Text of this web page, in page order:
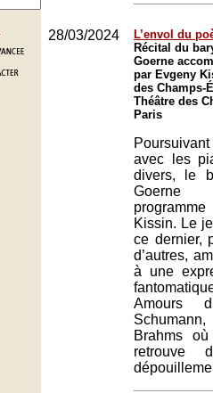
28/03/2024
L’envol du
Récital du
Goerne
par Evgeny
des Champs-
Théâtre des
Paris
avec les
divers, le
Goerne
Kissin. Le
ce dernier,
d’autres,
à une
Amours
Brahms
retrouve